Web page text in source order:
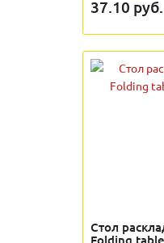
37.10 руб.
Стол